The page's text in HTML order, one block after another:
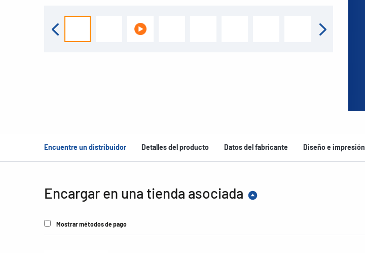
Encuentre un distribuidor Detalles del producto Datos del fabricante Diseño e impresión
Encargar en una tienda asociada
Mostrar métodos de pago